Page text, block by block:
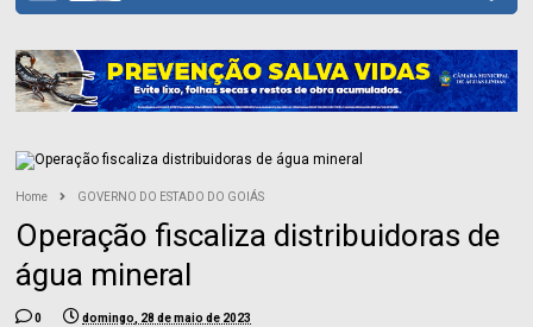
Home GOVERNO DO ESTADO DO GOIÁS
Operação fiscaliza distribuidoras de
água mineral
0 domingo, 28 de maio de 2023